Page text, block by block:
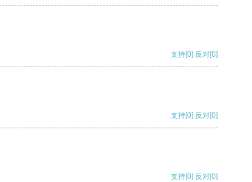
支持[0] 反对[0]
支持[0] 反对[0]
支持[0] 反对[0]